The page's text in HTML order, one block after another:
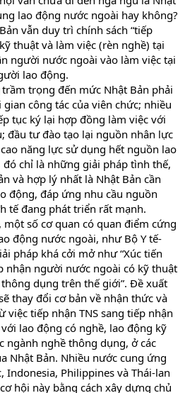
lao động nước ngoài hay không?
vẫn duy trì chính sách “tiếp
thuật và làm việc (rèn nghề) tại
người nước ngoài vào làm việc tại
lao động.
trọng đến mức Nhật Bản phải
công tác của viên chức; nhiều
tục ký lại hợp đồng làm việc với
đầu tư đào tạo lại nguồn nhân lực
năng lực sử dụng hết nguồn lao
đó chỉ là những giải pháp tình thế,
và hợp lý nhất là Nhật Bản cần
động, đáp ứng nhu cầu nguồn
tế đang phát triển rất mạnh.
một số cơ quan có quan điểm cứng
động nước ngoài, như Bộ Y tế-
pháp khá cởi mở như “Xúc tiến
nhận người nước ngoài có kỹ thuật
dụng trên thế giới”. Đề xuất
thay đổi cơ bản về nhận thức và
việc tiếp nhận TNS sang tiếp nhận
lao động có nghề, lao động kỹ
ngành nghề thông dụng, ở các
Nhật Bản. Nhiều nước cung ứng
Indonesia, Philippines và Thái-lan
hội này bằng cách xây dựng chủ